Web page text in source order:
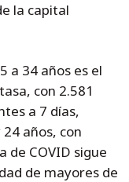
la capital
a 34 años es el
con 2.581
a 7 días,
años, con
de COVID sigue
de mayores de